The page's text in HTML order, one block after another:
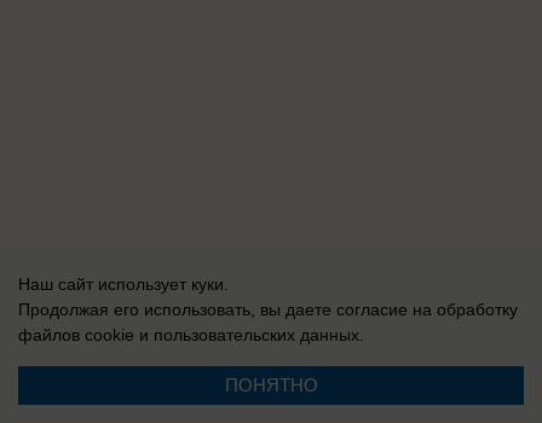
Наш сайт использует куки.
Продолжая его использовать, вы даете согласие на обработку
файлов cookie и пользовательских данных.
ПОНЯТНО